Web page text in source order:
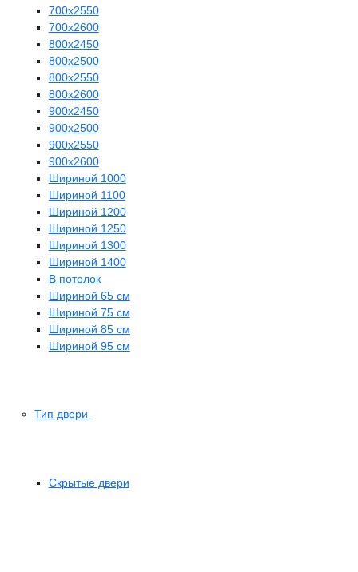
700х2550
700х2600
800х2450
800х2500
800х2550
800х2600
900х2450
900х2500
900х2550
900х2600
Шириной 1000
Шириной 1100
Шириной 1200
Шириной 1250
Шириной 1300
Шириной 1400
В потолок
Шириной 65 см
Шириной 75 см
Шириной 85 см
Шириной 95 см
Тип двери
Скрытые двери